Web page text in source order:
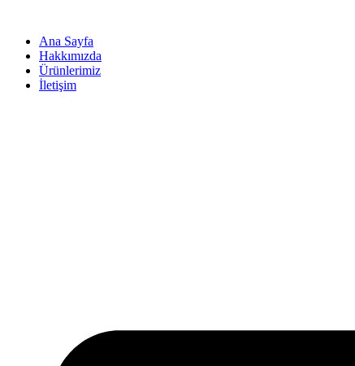
Ana Sayfa
Hakkımızda
Ürünlerimiz
İletişim